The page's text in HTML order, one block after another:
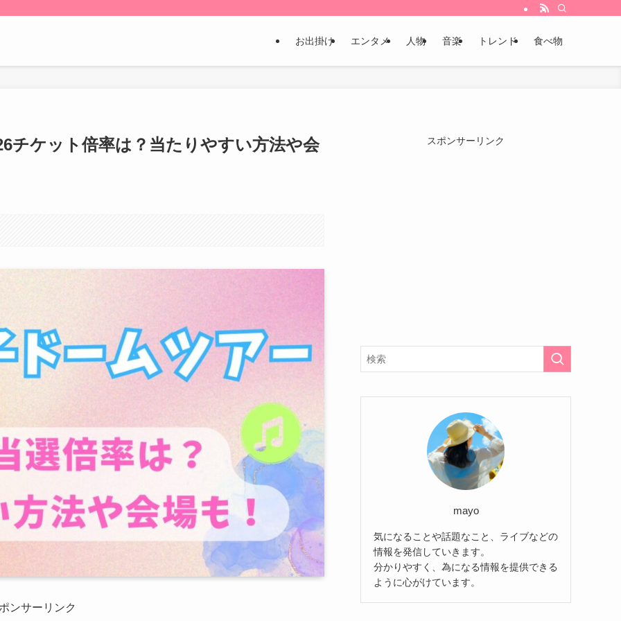
お出掛け エンタメ 人物 音楽 トレンド 食べ物
チケット倍率は？当たりやすい方法や会
ンサーリンク
スポンサーリンク
mayo
気になることや話題なこと、ライブなどの
情報を発信していきます。
分かりやすく、為になる情報を提供できる
ように心がけています。